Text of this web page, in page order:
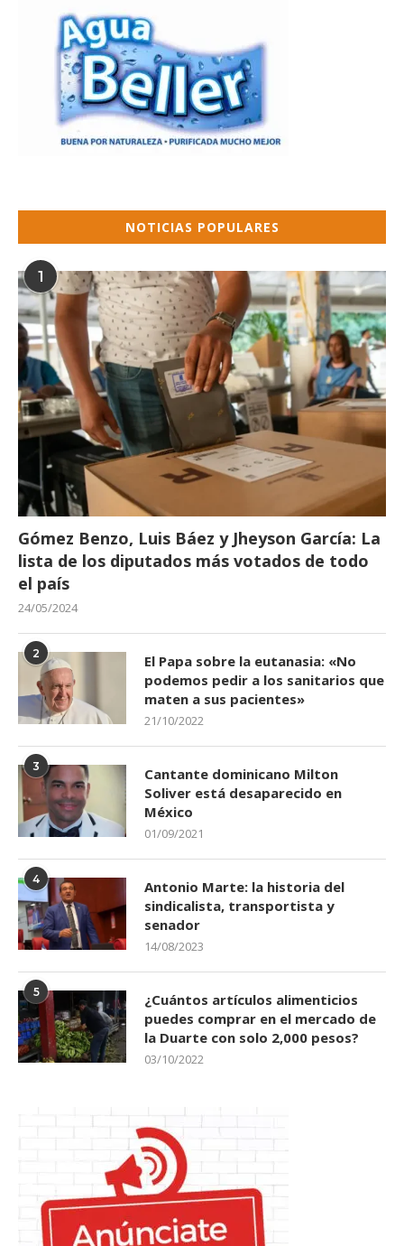
NOTICIAS POPULARES
1
Gómez Benzo, Luis Báez y Jheyson García: La
lista de los diputados más votados de todo
el país
24/05/2024
2
El Papa sobre la eutanasia: «No
podemos pedir a los sanitarios que
maten a sus pacientes»
21/10/2022
3
Cantante dominicano Milton
Soliver está desaparecido en
México
01/09/2021
4
Antonio Marte: la historia del
sindicalista, transportista y
senador
14/08/2023
5
¿Cuántos artículos alimenticios
puedes comprar en el mercado de
la Duarte con solo 2,000 pesos?
03/10/2022